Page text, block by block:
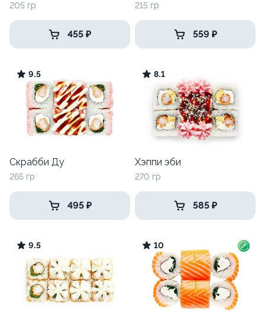
205 гр
455 ₽
215 гр
559 ₽
9.5
Скрабби Ду
265 гр
495 ₽
8.1
Хэппи эби
270 гр
585 ₽
9.5 10